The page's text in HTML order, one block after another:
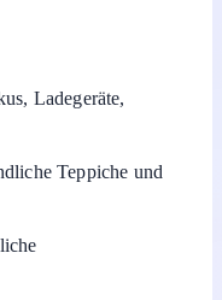
Ladegeräte,
Teppiche und